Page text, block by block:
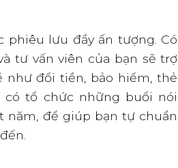
lưu đầy ấn tượng. Có
tư vấn viên của bạn sẽ trợ
như đổi tiền, bảo hiểm, thẻ
có tổ chức những buổi nói
năm, để giúp bạn tự chuẩn